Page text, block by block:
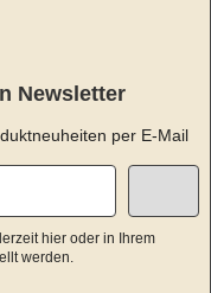
Newsletter
per E-Mail
hier oder in Ihrem
werden.